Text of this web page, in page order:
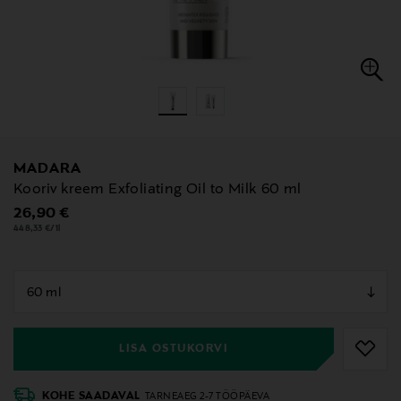
MADARA
Kooriv kreem Exfoliating Oil to Milk 60 ml
Original Price
26,90 €
448,33 €/1l
LISA OSTUKORVI
KOHE SAADAVAL TARNEAEG 2-7 TÖÖPÄEVA